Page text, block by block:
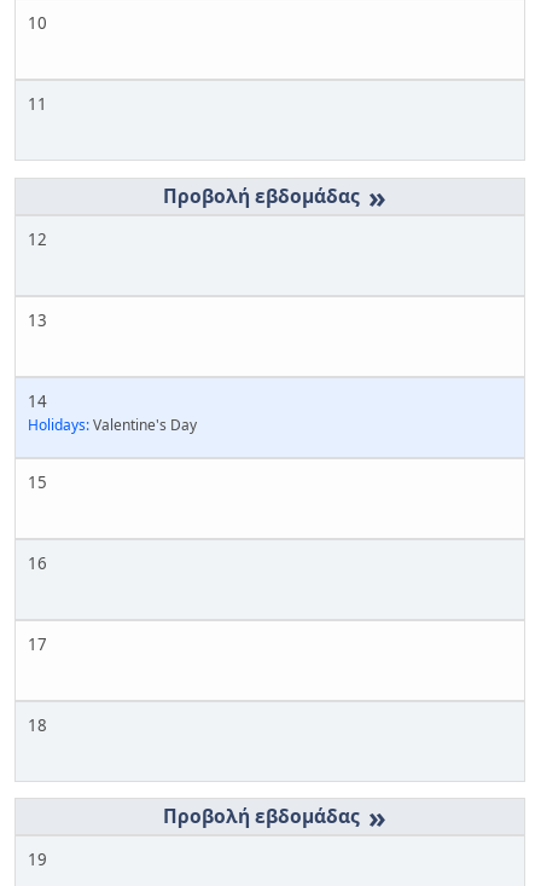
10
11
»
12
13
14
Holidays:Valentine's Day
15
16
17
18
»
19